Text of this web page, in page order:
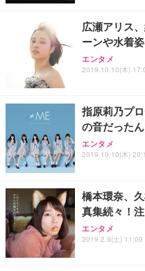
ョン PCチェ
務用 おしゃれ
Sezlife オフィ
ワーク チェア
能 人間工学 椅
務用 おしゃれ
ANDWINT オ
ッシュ 通気性
ス圧無段階昇
【整備済み品
ー フルHD（
ort/VGA スピ
【MiniLED/
HOOTER
グモニター QD
Smart Basic(
限定】 Smart
超厚型 お徳用
アイリスオー
ュラー 200枚
広瀬アリス
ーンや水着
エンタメ
2019.10.10(木)
指原莉乃プ
の音だった
エンタメ
2019.10.10(木)
橋本環奈、
真集続々！
エンタメ
2019.2.9(土) 11:00